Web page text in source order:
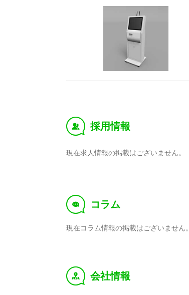
‰ 採用情報
現在求人情報の掲載はございません。
f コラム
現在コラム情報の掲載はございません。
y 会社情報